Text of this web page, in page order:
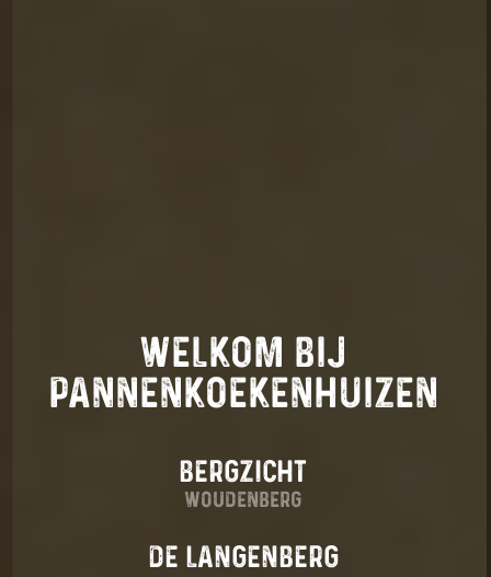
WELKOM BIJ
PANNENKOEKENHUIZEN
BERGZICHT
WOUDENBERG
DE LANGENBERG